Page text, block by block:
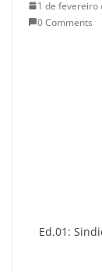
1 de fevereiro
0 Comments
Ed.01: